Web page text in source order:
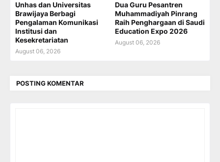
Unhas dan Universitas
Brawijaya Berbagi
Pengalaman Komunikasi
Institusi dan
Kesekretariatan
August 06, 2026
Dua Guru Pesantren
Muhammadiyah Pinrang
Raih Penghargaan di Saudi
Education Expo 2026
August 06, 2026
POSTING KOMENTAR